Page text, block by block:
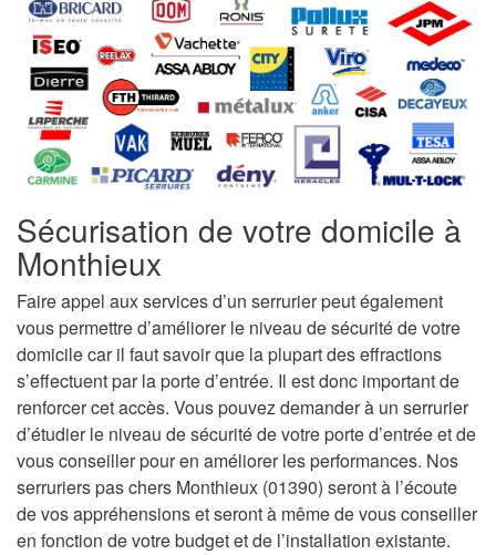
Sécurisation de votre domicile à
Monthieux
Faire appel aux services d’un serrurier peut également
vous permettre d’améliorer le niveau de sécurité de votre
domicile car il faut savoir que la plupart des effractions
s’effectuent par la porte d’entrée. Il est donc important de
renforcer cet accès. Vous pouvez demander à un serrurier
d’étudier le niveau de sécurité de votre porte d’entrée et de
vous conseiller pour en améliorer les performances. Nos
serruriers pas chers Monthieux (01390) seront à l’écoute
de vos appréhensions et seront à même de vous conseiller
en fonction de votre budget et de l’installation existante.